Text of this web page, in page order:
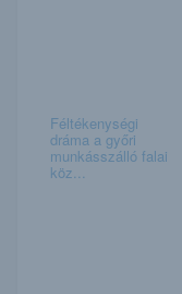
Féltékenységi
dráma a győri
munkásszálló falai
köz...